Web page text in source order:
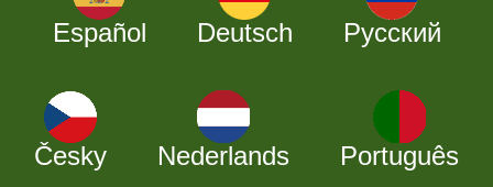
Español Deutsch Русский
Česky Nederlands Português